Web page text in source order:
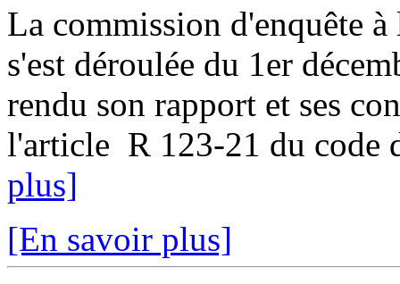
La commission d'enquête
s'est déroulée du 1er
rendu son rapport et ses
l'article R 123-21 du code
plus]
[En savoir plus]